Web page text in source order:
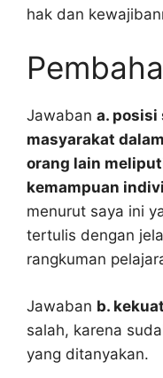
hak dan
Jawaban a. posisi
masyarakat
orang lain
kemampuan
menurut saya ini
tertulis dengan
rangkuman
Jawaban b.
salah, karena
yang ditanyakan.